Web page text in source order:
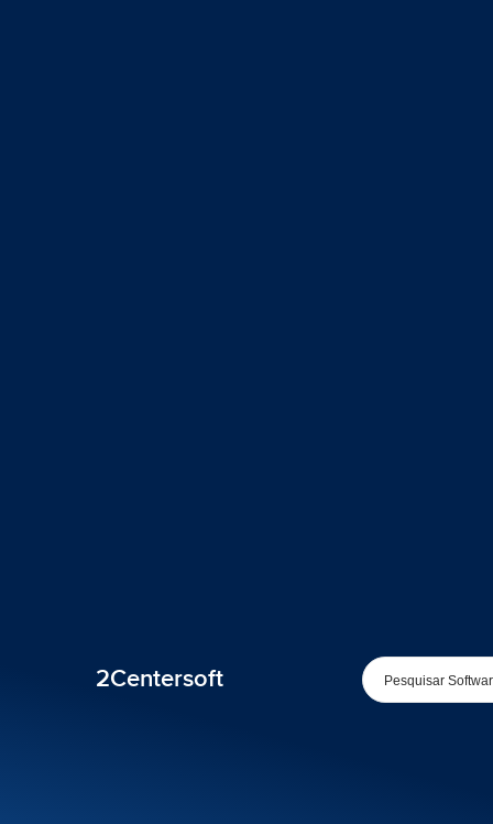
2Centersoft